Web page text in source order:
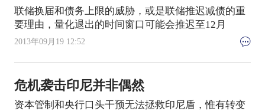
联储换届和债务上限的威胁，或是联储推迟减债的重
要理由，量化退出的时间窗口可能会推迟至12月
2013年09月19 12:52
危机袭击印尼并非偶然
资本管制和央行口头干预无法拯救印尼盾，惟有转变